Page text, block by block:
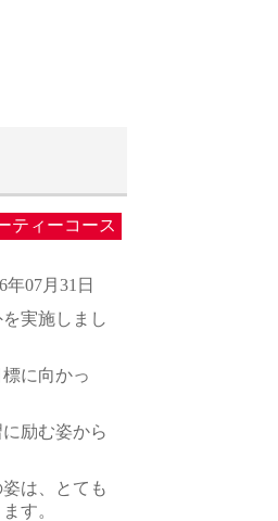
ィーコース
年07月31日
実施しまし
に向かっ
励む姿から
は、とても
す。